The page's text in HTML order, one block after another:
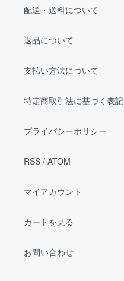
配送・送料について
返品について
支払い方法について
特定商取引法に基づく表記
プライバシーポリシー
RSS / ATOM
マイアカウント
カートを見る
お問い合わせ